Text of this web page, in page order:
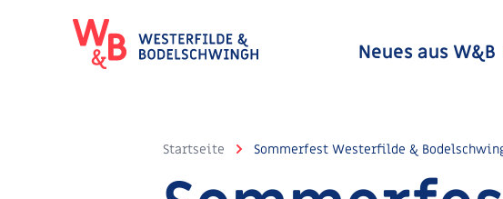
Neues aus W&B
Startseite Sommerfest Westerfilde &